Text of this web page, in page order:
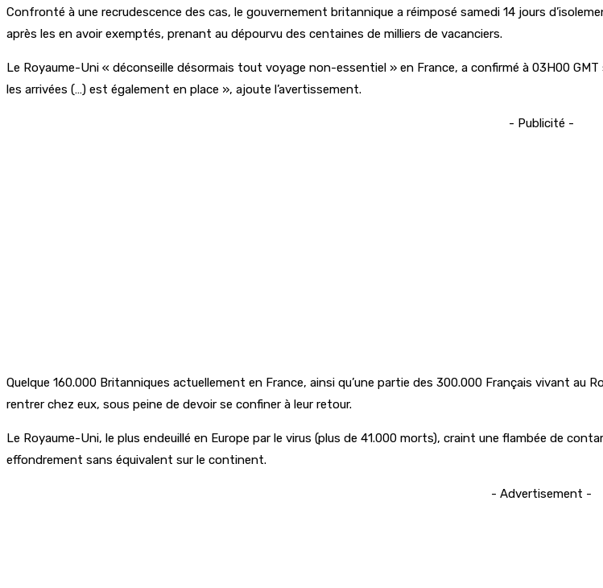
Confronté à une recrudescence des cas, le gouvernement britannique a réimposé samedi 14 jours
après les en avoir exemptés, prenant au dépourvu des centaines de milliers de vacanciers.
Le Royaume-Uni « déconseille désormais tout voyage non-essentiel » en France, a confirmé à 03H00
les arrivées (…) est également en place », ajoute l’avertissement.
- Publicité -
Quelque 160.000 Britanniques actuellement en France, ainsi qu’une partie des 300.000 Français vivant au
rentrer chez eux, sous peine de devoir se confiner à leur retour.
Le Royaume-Uni, le plus endeuillé en Europe par le virus (plus de 41.000 morts), craint une flambée de
effondrement sans équivalent sur le continent.
- Advertisement -